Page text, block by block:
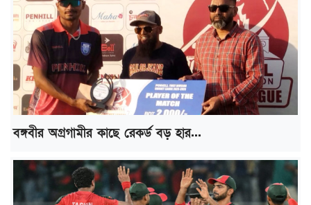
বঙ্গবীর অগ্রগামীর কাছে রেকর্ড বড় হার...